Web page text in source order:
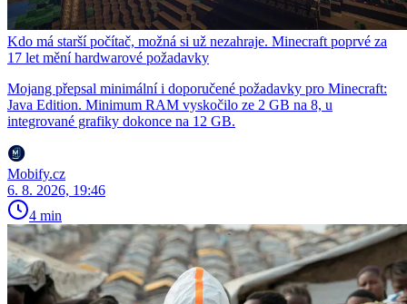
Kdo má starší počítač, možná si už nezahraje. Minecraft poprvé za
17 let mění hardwarové požadavky
Mojang přepsal minimální i doporučené požadavky pro Minecraft:
Java Edition. Minimum RAM vyskočilo ze 2 GB na 8, u
integrované grafiky dokonce na 12 GB.
Mobify.cz
6. 8. 2026, 19:46
4 min